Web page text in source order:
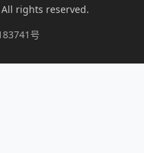
All rights reserved.
号